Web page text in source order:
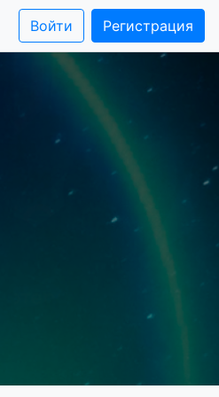
Войти Регистрация